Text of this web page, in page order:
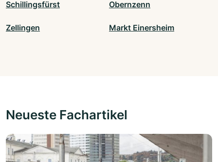
Schillingsfürst Obernzenn
Zellingen Markt Einersheim
Neueste Fachartikel